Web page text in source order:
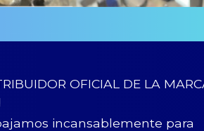
OFICIAL DE LA
incansablemente para